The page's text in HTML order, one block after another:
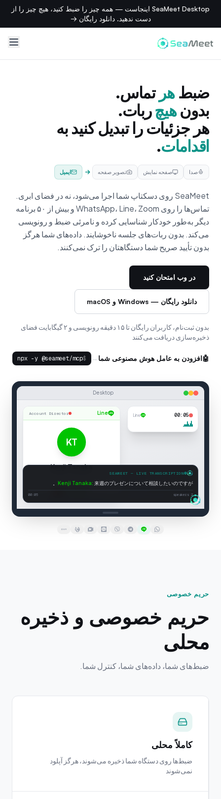
SeaMeet Desktop اینجاست — همه چیز را ضبط کنید، هیچ چیز را از
دست ندهید. دانلود رایگان →
ضبطهر تماس.
بدونهیچربات.
هر جزئیات را تبدیل کنید به
اسلایدها.
صدا صفحه نمایش تصویر صفحه اینفوگرافیک
SeaMeet روی دسکتاپ شما اجرا می‌شود، نه در فضای ابری.
تماس‌ها را روی WhatsApp، Line، Zoom و بیش از ۵۰ برنامه
دیگر به‌طور خودکار شناسایی کرده و نامرئی ضبط و رونویسی
می‌کند. بدون ربات‌های جلسه ناخوشایند. داده‌های شما هرگز
بدون تأیید صریح شما دستگاهتان را ترک نمی‌کنند.
در وب امتحان کنید
دانلود رایگان — Windows و macOS
بدون ثبت‌نام، کاربران رایگان تا ۱۵ دقیقه رونویسی و ۲ گیگابایت فضای
ذخیره‌سازی دریافت می‌کنند
🤖افزودن به عامل هوش مصنوعی شما →
$
npx -y @seameet/mcp
Desktop
Line
Account Director
KT
Kenji Tanaka
Connected
00:06
Line
来週のプレゼンについて相談したいのですが。
You:
2 speakers
00:06
حریم خصوصی
حریم خصوصی و ذخیره
محلی
ضبط‌های شما، داده‌های شما، کنترل شما.
کاملاً محلی
ضبط‌ها روی دستگاه شما ذخیره می‌شوند، هرگز آپلود
نمی‌شوند